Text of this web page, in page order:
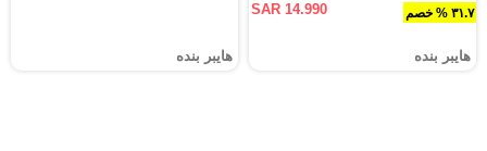
٣١.٧ % خصم SAR 14.990
هايبر بنده هايبر بنده